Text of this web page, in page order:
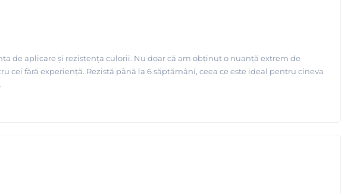
curat și aplicați-o pe gene folosind o perie curată.
uscat cu RefectoCil Intense Brow[n]s Tint Remover
(solutie de curatat vopseaua intense
de aplicare și rezistența culorii. Nu doar că am obținut o nuanță extrem de
fără experiență. Rezistă până la 6 săptămâni, ceea ce este ideal pentru cineva